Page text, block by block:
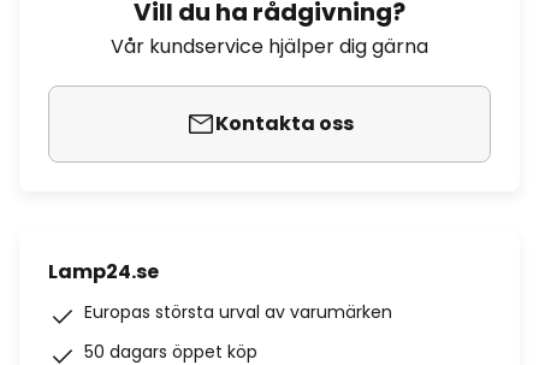
Vill du ha rådgivning?
Vår kundservice hjälper dig gärna
Kontakta oss
Lamp24.se
Europas största urval av varumärken
50 dagars öppet köp